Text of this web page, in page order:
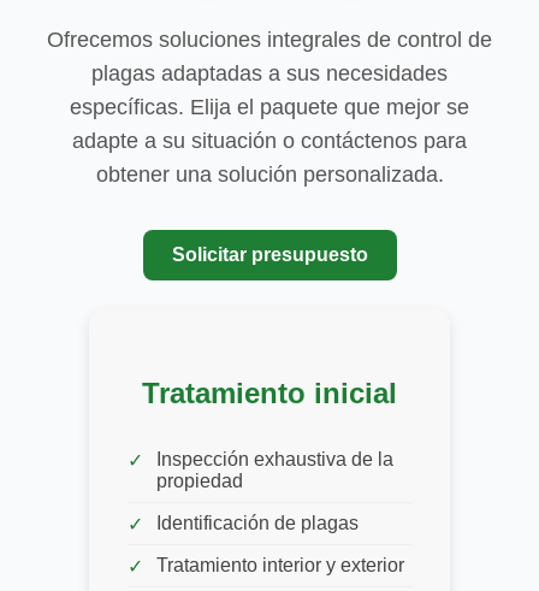
Ofrecemos soluciones integrales de control de
plagas adaptadas a sus necesidades
específicas. Elija el paquete que mejor se
adapte a su situación o contáctenos para
obtener una solución personalizada.
Solicitar presupuesto
Tratamiento inicial
Inspección exhaustiva de la
propiedad
Identificación de plagas
Tratamiento interior y exterior